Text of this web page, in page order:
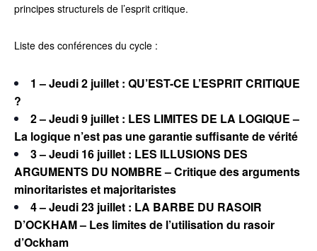
principes structurels de l’esprit critique.
Liste des conférences du cycle :
1 – Jeudi 2 juillet : QU’EST-CE L’ESPRIT CRITIQUE
?
2 – Jeudi 9 juillet : LES LIMITES DE LA LOGIQUE –
La logique n’est pas une garantie suffisante de vérité
3 – Jeudi 16 juillet : LES ILLUSIONS DES
ARGUMENTS DU NOMBRE – Critique des arguments
minoritaristes et majoritaristes
4 – Jeudi 23 juillet : LA BARBE DU RASOIR
D’OCKHAM – Les limites de l’utilisation du rasoir
d’Ockham